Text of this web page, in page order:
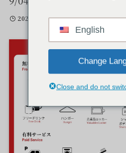
2022年9月4日
English
Change
Close and do not